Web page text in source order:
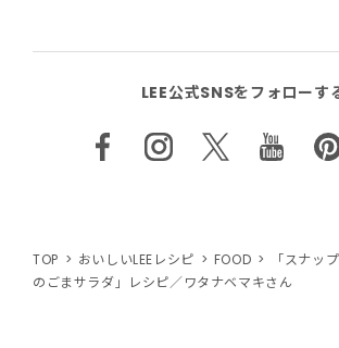
LEE公式SNSをフォローす
TOP おいしいLEEレシピ FOOD
「スナッ
のごまサラダ」レシピ／ワタナベマキさん